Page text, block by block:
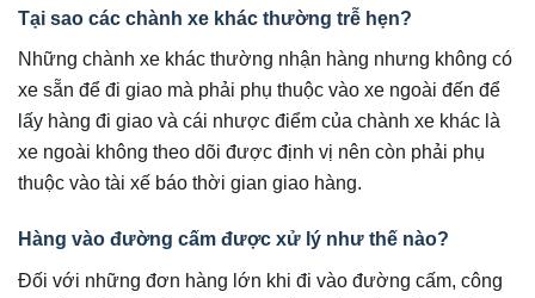
Tại sao các chành xe khác thường trễ hẹn?
Những chành xe khác thường nhận hàng nhưng không có
xe sẵn để đi giao mà phải phụ thuộc vào xe ngoài đến để
lấy hàng đi giao và cái nhược điểm của chành xe khác là
xe ngoài không theo dõi được định vị nên còn phải phụ
thuộc vào tài xế báo thời gian giao hàng.
Hàng vào đường cấm được xử lý như thế nào?
Đối với những đơn hàng lớn khi đi vào đường cấm, công